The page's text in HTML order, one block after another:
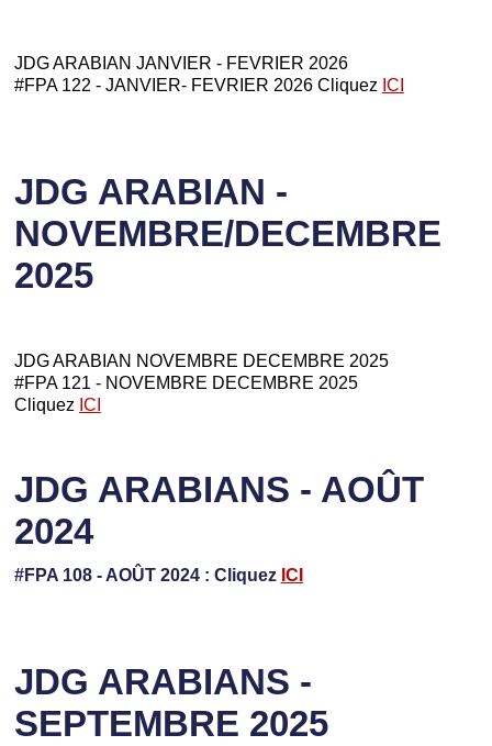
JDG ARABIAN JANVIER - FEVRIER 2026
#FPA 122 - JANVIER- FEVRIER 2026 Cliquez ICI
JDG ARABIAN -
NOVEMBRE/DECEMBRE
2025
JDG ARABIAN NOVEMBRE DECEMBRE 2025
#FPA 121 - NOVEMBRE DECEMBRE 2025
Cliquez ICI
JDG ARABIANS - AOÛT
2024
#FPA 108 - AOÛT 2024 : Cliquez ICI
JDG ARABIANS -
SEPTEMBRE 2025